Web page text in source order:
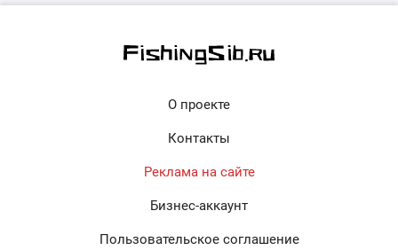
О проекте
Контакты
Реклама на сайте
Бизнес-аккаунт
Пользовательское соглашение